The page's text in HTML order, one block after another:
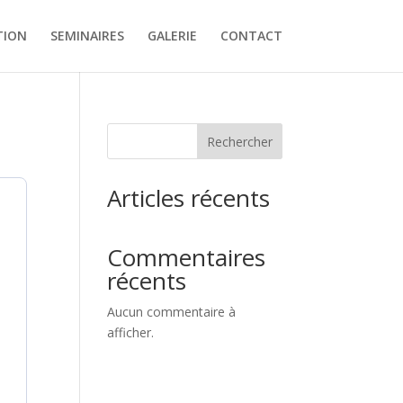
SEMINAIRES GALERIE CONTACT
Rechercher
Articles récents
Commentaires
récents
Aucun commentaire à
afficher.